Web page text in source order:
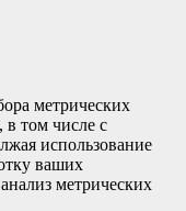
метрических
том числе с
использование
ваших
метрических